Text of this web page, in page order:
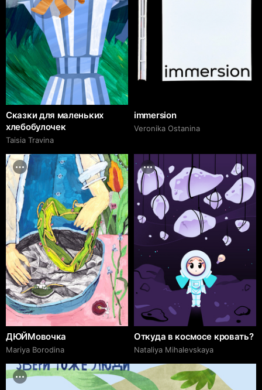
Сказки для маленьких
хлебобулочек
Taisia Travina
immersion
Veronika Ostanina
ДЮЙМовочка
Mariya Borodina
Откуда в космосе кровать?
Nataliya Mihalevskaya